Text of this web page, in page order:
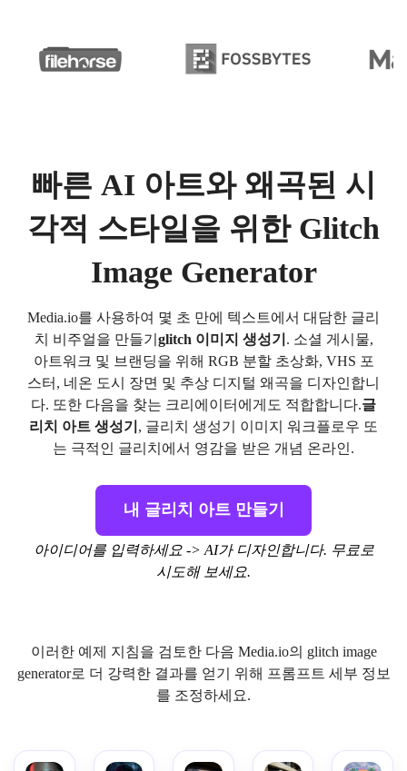
빠른 AI 아트와 왜곡된 시
각적 스타일을 위한 Glitch
Image Generator
Media.io를 사용하여 몇 초 만에 텍스트에서 대담한 글리
치 비주얼을 만들기 glitch 이미지 생성기 . 소셜 게시물,
아트워크 및 브랜딩을 위해 RGB 분할 초상화, VHS 포
스터, 네온 도시 장면 및 추상 디지털 왜곡을 디자인합니
다. 또한 다음을 찾는 크리에이터에게도 적합합니다.글
리치 아트 생성기 , 글리치 생성기 이미지 워크플로우 또
는 극적인 글리치에서 영감을 받은 개념 온라인.
내 글리치 아트 만들기
아이디어를 입력하세요 -> AI가 디자인합니다. 무료로
시도해 보세요.
이러한 예제 지침을 검토한 다음 Media.io의 glitch image
generator로 더 강력한 결과를 얻기 위해 프롬프트 세부 정보
를 조정하세요.